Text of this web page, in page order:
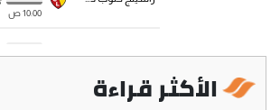
الأكثر قراءة